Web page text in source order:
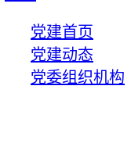
党建首页
党建动态
党委组织机构